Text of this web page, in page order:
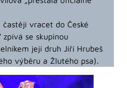
vracet do České
se skupinou
její druh Jiří Hrubeš
výběru a Žlutého psa).